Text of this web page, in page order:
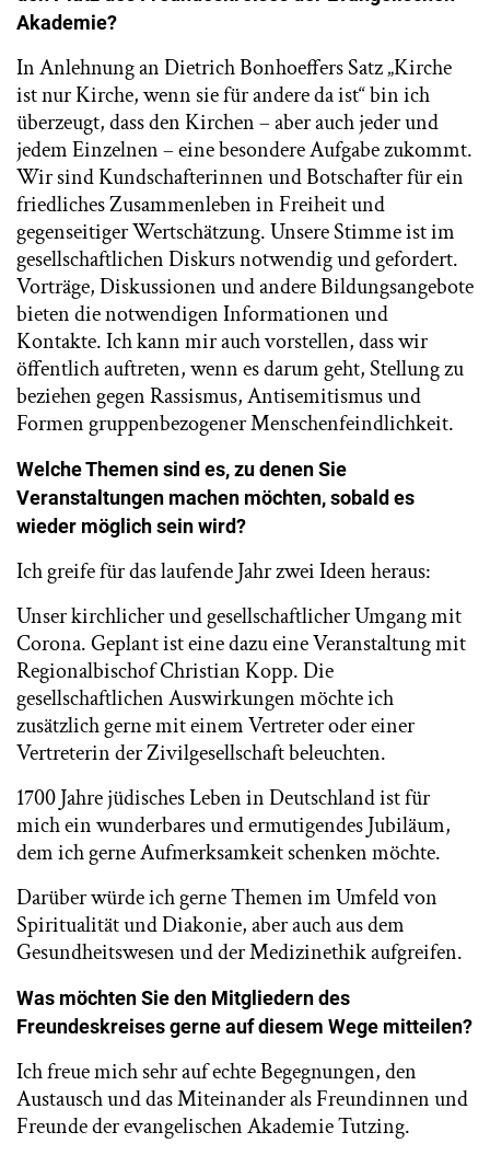
Akademie?
In Anlehnung an Dietrich Bonhoeffers Satz „Kirche
ist nur Kirche, wenn sie für andere da ist“ bin ich
überzeugt, dass den Kirchen – aber auch jeder und
jedem Einzelnen – eine besondere Aufgabe zukommt.
Wir sind Kundschafterinnen und Botschafter für ein
friedliches Zusammenleben in Freiheit und
gegenseitiger Wertschätzung. Unsere Stimme ist im
gesellschaftlichen Diskurs notwendig und gefordert.
Vorträge, Diskussionen und andere Bildungsangebote
bieten die notwendigen Informationen und
Kontakte. Ich kann mir auch vorstellen, dass wir
öffentlich auftreten, wenn es darum geht, Stellung zu
beziehen gegen Rassismus, Antisemitismus und
Formen gruppenbezogener Menschenfeindlichkeit.
Welche Themen sind es, zu denen Sie
Veranstaltungen machen möchten, sobald es
wieder möglich sein wird?
Ich greife für das laufende Jahr zwei Ideen heraus:
Unser kirchlicher und gesellschaftlicher Umgang mit
Corona. Geplant ist eine dazu eine Veranstaltung mit
Regionalbischof Christian Kopp. Die
gesellschaftlichen Auswirkungen möchte ich
zusätzlich gerne mit einem Vertreter oder einer
Vertreterin der Zivilgesellschaft beleuchten.
1700 Jahre jüdisches Leben in Deutschland ist für
mich ein wunderbares und ermutigendes Jubiläum,
dem ich gerne Aufmerksamkeit schenken möchte.
Darüber würde ich gerne Themen im Umfeld von
Spiritualität und Diakonie, aber auch aus dem
Gesundheitswesen und der Medizinethik aufgreifen.
Was möchten Sie den Mitgliedern des
Freundeskreises gerne auf diesem Wege mitteilen?
Ich freue mich sehr auf echte Begegnungen, den
Austausch und das Miteinander als Freundinnen und
Freunde der evangelischen Akademie Tutzing.